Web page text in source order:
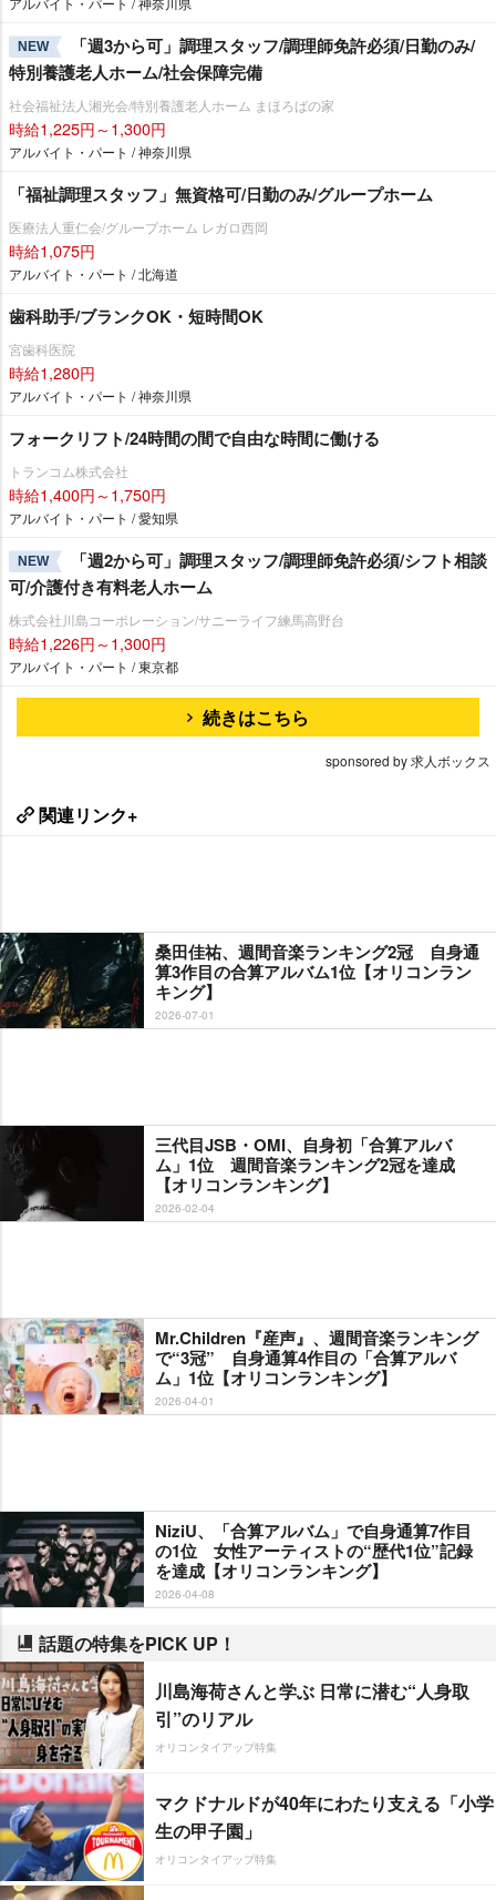
NEW
「週3から可」調理スタッフ/調理師免許必須/日勤のみ/
特別養護老人ホーム/社会保障完備
社会福祉法人湘光会/特別養護老人ホーム まほろばの家
時給1,225円～1,300円
アルバイト・パート / 神奈川県
「福祉調理スタッフ」無資格可/日勤のみ/グループホーム
医療法人重仁会/グループホーム レガロ西岡
時給1,075円
アルバイト・パート / 北海道
歯科助手/ブランクOK・短時間OK
宮歯科医院
時給1,280円
アルバイト・パート / 神奈川県
フォークリフト/24時間の間で自由な時間に働ける
トランコム株式会社
時給1,400円～1,750円
アルバイト・パート / 愛知県
NEW
「週2から可」調理スタッフ/調理師免許必須/シフト相談
可/介護付き有料老人ホーム
株式会社川島コーポレーション/サニーライフ練馬高野台
時給1,226円～1,300円
アルバイト・パート / 東京都
続きはこちら
sponsored by 求人ボックス
関連リンク+
桑田佳祐、週間音楽ランキング2冠 自身通
算3作目の合算アルバム1位【オリコンラン
キング】
2026-07-01
三代目JSB・OMI、自身初「合算アルバ
ム」1位 週間音楽ランキング2冠を達成
【オリコンランキング】
2026-02-04
Mr.Children『産声』、週間音楽ランキング
で“3冠” 自身通算4作目の「合算アルバ
ム」1位【オリコンランキング】
2026-04-01
NiziU、「合算アルバム」で自身通算7作目
の1位 女性アーティストの“歴代1位”記録
を達成【オリコンランキング】
2026-04-08
話題の特集をPICK UP！
川島海荷さんと学ぶ 日常に潜む“人身取
引”のリアル
オリコンタイアップ特集
マクドナルドが40年にわたり支える「小学
生の甲子園」
オリコンタイアップ特集